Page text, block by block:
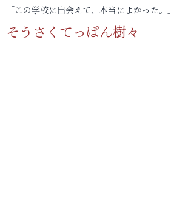
「この学校に出会えて、本当によかった。」
そうさくてっぱん樹々